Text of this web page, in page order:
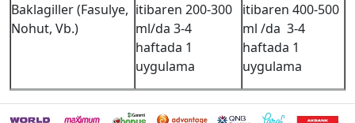
Baklagiller (Fasulye,
Nohut, Vb.)
itibaren 200-300
ml/da 3-4
haftada 1
uygulama
itibaren 400-500
ml /da 3-4
haftada 1
uygulama